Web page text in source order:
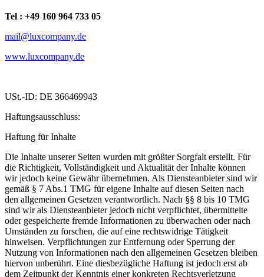
Tel : +49 160 964 733 05
mail@luxcompany.de
www.luxcompany.de
USt.-ID: DE 366469943
Haftungsausschluss:
Haftung für Inhalte
Die Inhalte unserer Seiten wurden mit größter Sorgfalt erstellt. Für
die Richtigkeit, Vollständigkeit und Aktualität der Inhalte können
wir jedoch keine Gewähr übernehmen. Als Diensteanbieter sind wir
gemäß § 7 Abs.1 TMG für eigene Inhalte auf diesen Seiten nach
den allgemeinen Gesetzen verantwortlich. Nach §§ 8 bis 10 TMG
sind wir als Diensteanbieter jedoch nicht verpflichtet, übermittelte
oder gespeicherte fremde Informationen zu überwachen oder nach
Umständen zu forschen, die auf eine rechtswidrige Tätigkeit
hinweisen. Verpflichtungen zur Entfernung oder Sperrung der
Nutzung von Informationen nach den allgemeinen Gesetzen bleiben
hiervon unberührt. Eine diesbezügliche Haftung ist jedoch erst ab
dem Zeitpunkt der Kenntnis einer konkreten Rechtsverletzung